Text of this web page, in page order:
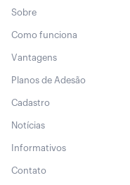
Sobre
Como funciona
Vantagens
Planos de Adesão
Cadastro
Notícias
Informativos
Contato